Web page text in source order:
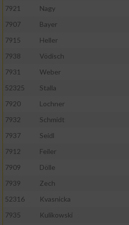
7921
Nagy
7907
Bayer
7915
Heller
7938
Vödisch
7931
Weber
52325
Stalla
7920
Lochner
7932
Schmidt
7937
Seidl
7912
Feiler
7909
Dölle
7939
Zech
52316
Kvasnicka
7935
Kulikowski